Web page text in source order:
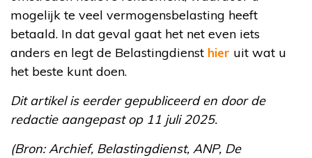
mogelijk te veel vermogensbelasting heeft
betaald. In dat geval gaat het net even iets
anders en legt de Belastingdienst hier uit wat u
het beste kunt doen.
Dit artikel is eerder gepubliceerd en door de
redactie aangepast op 11 juli 2025.
(Bron: Archief, Belastingdienst, ANP, De